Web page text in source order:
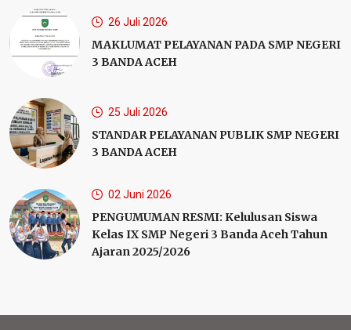
26 Juli 2026
MAKLUMAT PELAYANAN PADA SMP NEGERI
3 BANDA AСЕН
25 Juli 2026
STANDAR PELAYANAN PUBLIK SMP NEGERI
3 BANDA ACEH
02 Juni 2026
PENGUMUMAN RESMI: Kelulusan Siswa
Kelas IX SMP Negeri 3 Banda Aceh Tahun
Ajaran 2025/2026